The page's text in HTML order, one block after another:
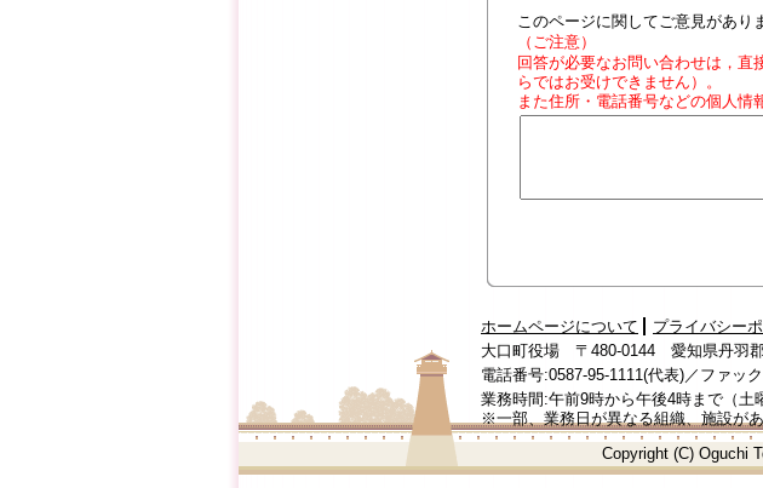
このページに関してご意見があり
（ご注意）
回答が必要なお問い合わせは，直
らではお受けできません）。
また住所・電話番号などの個人情
ホームページについて プライバシー
大口町役場 〒480-0144 愛知県丹羽
電話番号:0587-95-1111(代表)／ファッ
業務時間:午前9時から午後4時まで（土
※一部、業務日が異なる組織、施設があ
Copyright (C) Oguchi